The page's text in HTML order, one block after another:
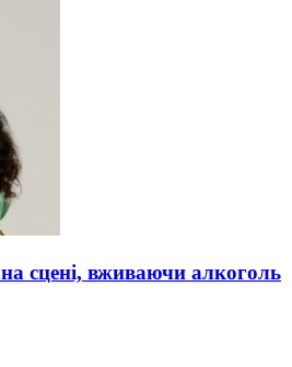
сцені, вживаючи алкоголь